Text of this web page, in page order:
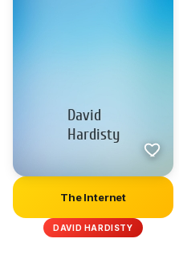
The Internet
DAVID HARDISTY